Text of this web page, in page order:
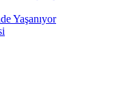
Yaşanıyor